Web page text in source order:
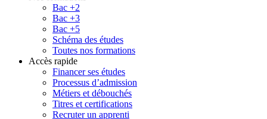
Bac +2
Bac +3
Bac +5
Schéma des études
Toutes nos formations
Accès rapide
Financer ses études
Processus d’admission
Métiers et débouchés
Titres et certifications
Recruter un apprenti